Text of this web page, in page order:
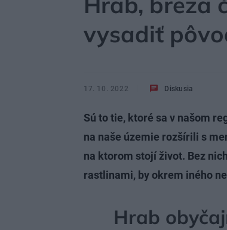
vysadiť
17. 10. 2022 Diskusia
Sú to tie, ktoré sa v našom
na naše územie rozšírili s
na ktorom stojí život. Bez
rastlinami, by okrem iného
Hrab